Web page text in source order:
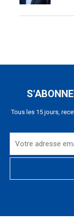
Tous les 15 jours,